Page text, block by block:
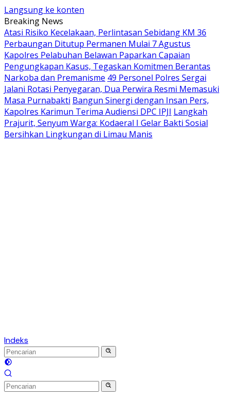
Langsung ke konten
Breaking News
Atasi Risiko Kecelakaan, Perlintasan Sebidang KM 36
Perbaungan Ditutup Permanen Mulai 7 Agustus
Kapolres Pelabuhan Belawan Paparkan Capaian
Pengungkapan Kasus, Tegaskan Komitmen Berantas
Narkoba dan Premanisme 49 Personel Polres Sergai
Jalani Rotasi Penyegaran, Dua Perwira Resmi Memasuki
Masa Purnabakti Bangun Sinergi dengan Insan Pers,
Kapolres Karimun Terima Audiensi DPC IPJI Langkah
Prajurit, Senyum Warga: Kodaeral I Gelar Bakti Sosial
Bersihkan Lingkungan di Limau Manis
Indeks